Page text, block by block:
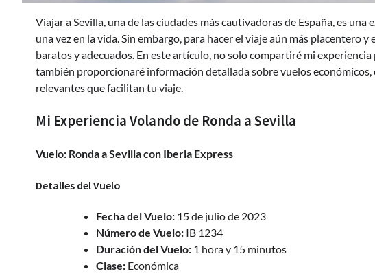
Viajar a Sevilla, una de las ciudades más cautivadoras de España, es
una vez en la vida. Sin embargo, para hacer el viaje aún más placentero
baratos y adecuados. En este artículo, no solo compartiré mi
también proporcionaré información detallada sobre vuelos
relevantes que facilitan tu viaje.
Mi Experiencia Volando de Ronda a Sevilla
Vuelo: Ronda a Sevilla con Iberia Express
Detalles del Vuelo
Fecha del Vuelo: 15 de julio de 2023
Número de Vuelo: IB 1234
Duración del Vuelo: 1 hora y 15 minutos
Clase: Económica